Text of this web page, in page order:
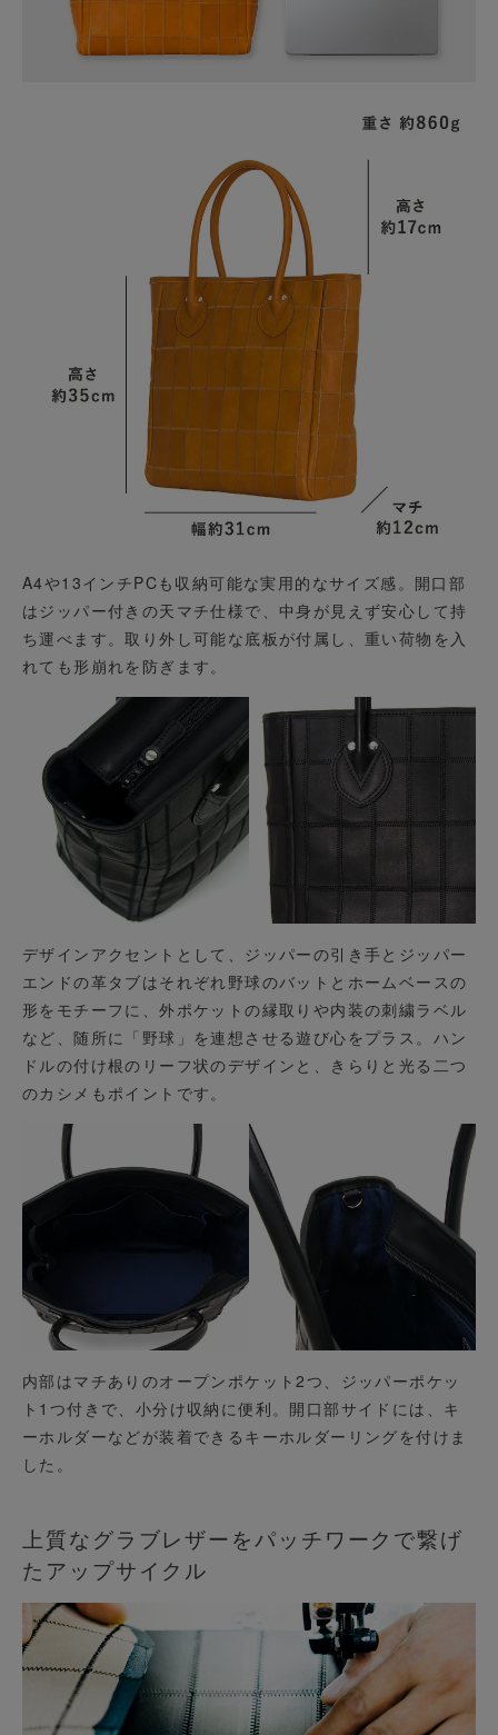
A4や13インチPCも収納可能な実用的なサイズ感。開口部
はジッパー付きの天マチ仕様で、中身が見えず安心して持
ち運べます。取り外し可能な底板が付属し、重い荷物を入
れても形崩れを防ぎます。
デザインアクセントとして、ジッパーの引き手とジッパー
エンドの革タブはそれぞれ野球のバットとホームベースの
形をモチーフに、外ポケットの縁取りや内装の刺繍ラベル
など、随所に「野球」を連想させる遊び心をプラス。ハン
ドルの付け根のリーフ状のデザインと、きらりと光る二つ
のカシメもポイントです。
内部はマチありのオープンポケット2つ、ジッパーポケッ
ト1つ付きで、小分け収納に便利。開口部サイドには、キ
ーホルダーなどが装着できるキーホルダーリングを付けま
した。
上質なグラブレザーをパッチワークで繋げ
たアップサイクル